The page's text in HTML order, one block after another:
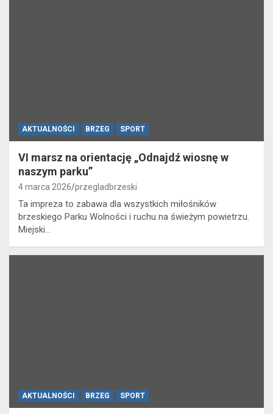
AKTUALNOŚCI BRZEG SPORT
VI marsz na orientację „Odnajdź wiosnę w
naszym parku”
4 marca 2026 przegladbrzeski
Ta impreza to zabawa dla wszystkich miłośników
brzeskiego Parku Wolności i ruchu na świeżym powietrzu.
Miejski…
AKTUALNOŚCI BRZEG SPORT